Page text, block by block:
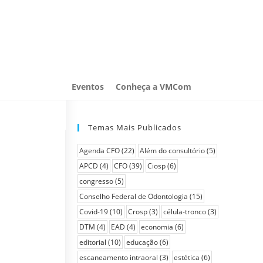
Eventos Conheça a VMCom
Temas Mais Publicados
Agenda CFO(22) Além do consultório(5)
APCD (4) CFO(39) Ciosp(6)
congresso(5)
Conselho Federal de Odontologia (15)
Covid-19(10) Crosp(3) célula-tronco(3)
DTM (4) EAD (4) economia (6)
editorial (10) educação(6)
escaneamento intraoral (3) estética (6)